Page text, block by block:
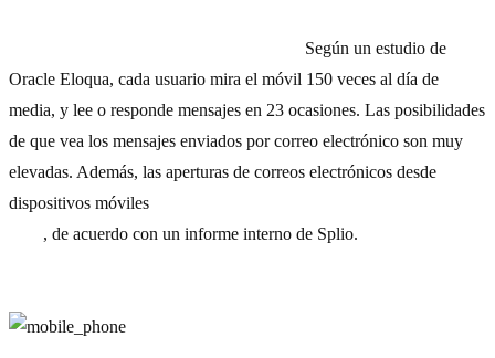
Según un estudio de
Oracle Eloqua, cada usuario mira el móvil 150 veces al día de
media, y lee o responde mensajes en 23 ocasiones. Las posibilidades
de que vea los mensajes enviados por correo electrónico son muy
elevadas. Además, las aperturas de correos electrónicos desde
dispositivos móviles
, de acuerdo con un informe interno de Splio.